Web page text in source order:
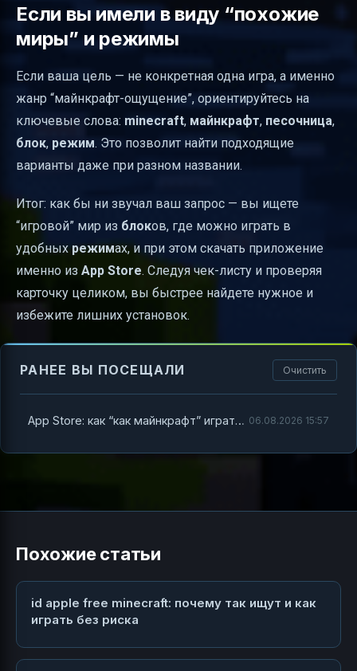
Если вы имели в виду “похожие
миры” и режимы
Если ваша цель — не конкретная одна игра, а именно
жанр “майнкрафт-ощущение”, ориентируйтесь на
ключевые слова: minecraft, майнкрафт, песочница,
блок, режим. Это позволит найти подходящие
варианты даже при разном названии.
Итог: как бы ни звучал ваш запрос — вы ищете
“игровой” мир из блоков, где можно играть в
удобныхрежимах, и при этом скачать приложение
именно из App Store. Следуя чек-листу и проверяя
карточку целиком, вы быстрее найдете нужное и
избежите лишних установок.
РАНЕЕ ВЫ ПОСЕЩАЛИ Очистить
App Store: как “как майнкрафт” играть и не попасть на подделки 06.08.2026 15:57
Похожие статьи
id apple free minecraft: почему так ищут и как
играть без риска